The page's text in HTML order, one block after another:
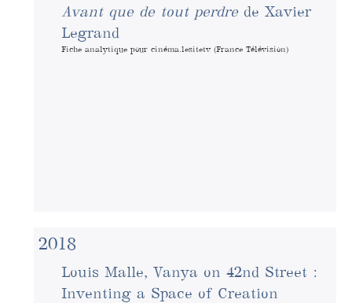
Avant que de tout perdrede Xavier
Legrand
Fiche analytique pour cinéma.lesitetv (France Télévision)
2018
Louis Malle, Vanya on 42nd Street :
Inventing a Space of Creation